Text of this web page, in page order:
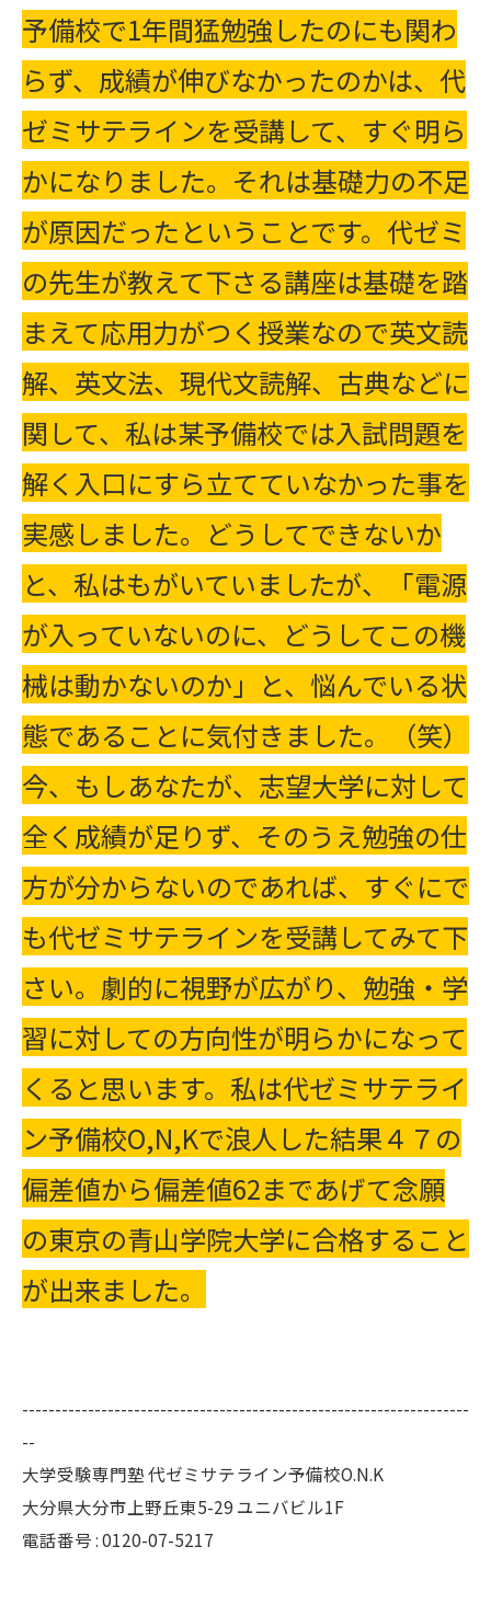
予備校で1年間猛勉強したのにも関わ
らず、成績が伸びなかったのかは、代
ゼミサテラインを受講して、すぐ明ら
かになりました。それは基礎力の不足
が原因だったということです。代ゼミ
の先生が教えて下さる講座は基礎を踏
まえて応用力がつく授業なので英文読
解、英文法、現代文読解、古典などに
関して、私は某予備校では入試問題を
解く入口にすら立てていなかった事を
実感しました。どうしてできないか
と、私はもがいていましたが、「電源
が入っていないのに、どうしてこの機
械は動かないのか」と、悩んでいる状
態であることに気付きました。（笑）
今、もしあなたが、志望大学に対して
全く成績が足りず、そのうえ勉強の仕
方が分からないのであれば、すぐにで
も代ゼミサテラインを受講してみて下
さい。劇的に視野が広がり、勉強・学
習に対しての方向性が明らかになって
くると思います。私は代ゼミサテライ
ン予備校O,N,Kで浪人した結果４７の
偏差値から偏差値62まであげて念願
の東京の青山学院大学に合格すること
が出来ました。
--------------------------------------------------------------------
--
大学受験専門塾 代ゼミサテライン予備校O.N.K
大分県大分市上野丘東5-29 ユニバビル1F
電話番号 : 0120-07-5217